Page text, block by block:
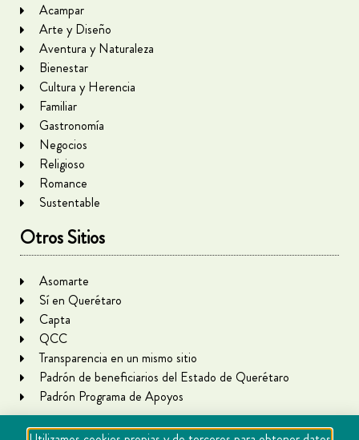
Acampar
Arte y Diseño
Aventura y Naturaleza
Bienestar
Cultura y Herencia
Familiar
Gastronomía
Negocios
Religioso
Romance
Sustentable
Otros Sitios
Asomarte
Sí en Querétaro
Capta
QCC
Transparencia en un mismo sitio
Padrón de beneficiarios del Estado de Querétaro
Padrón Programa de Apoyos